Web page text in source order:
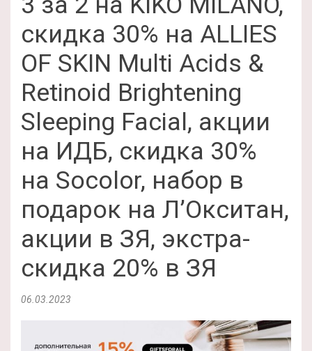
скидка 30% на ALLIES
OF SKIN Multi Acids &
Retinoid Brightening
Sleeping Facial, акции
на ИДБ, скидка 30%
на Socolor, набор в
подарок на Л’Окситан,
акции в ЗЯ, экстра-
скидка 20% в ЗЯ
06.03.2023